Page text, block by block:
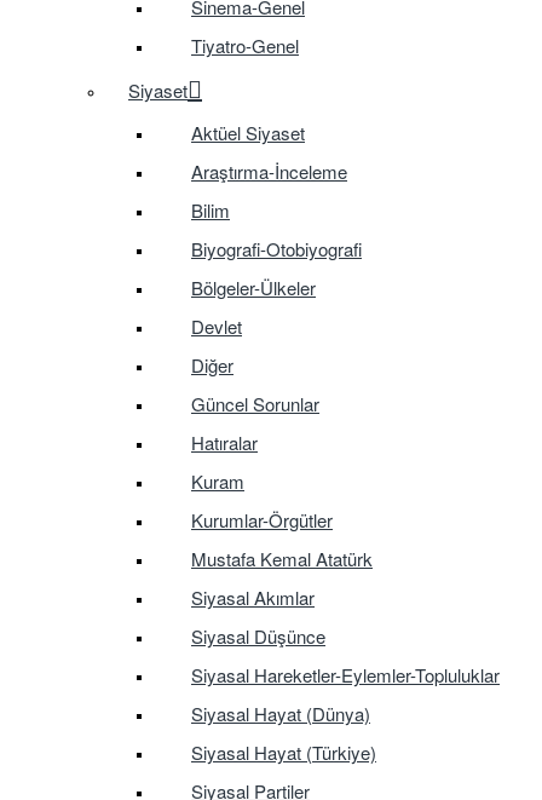
Sinema-Genel
Tiyatro-Genel
Siyaset
Aktüel Siyaset
Araştırma-İnceleme
Bilim
Biyografi-Otobiyografi
Bölgeler-Ülkeler
Devlet
Diğer
Güncel Sorunlar
Hatıralar
Kuram
Kurumlar-Örgütler
Mustafa Kemal Atatürk
Siyasal Akımlar
Siyasal Düşünce
Siyasal Hareketler-Eylemler-Topluluklar
Siyasal Hayat (Dünya)
Siyasal Hayat (Türkiye)
Siyasal Partiler